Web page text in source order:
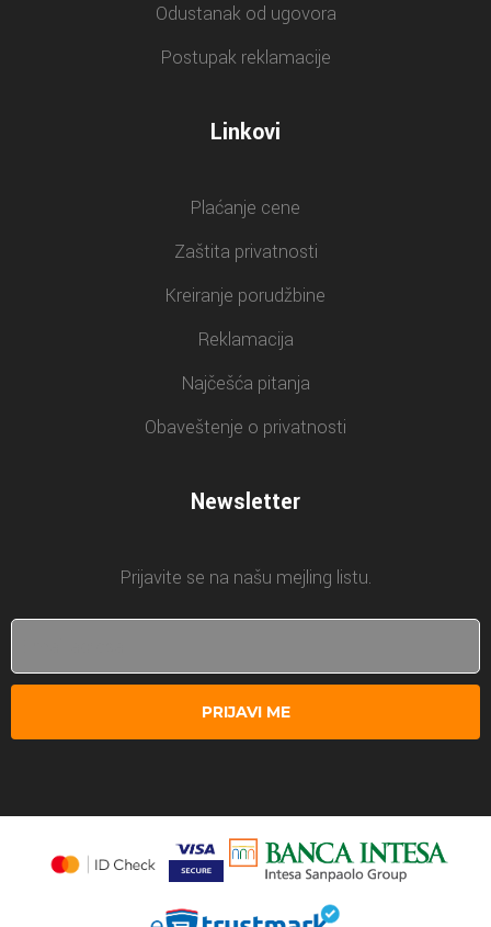
Odustanak od ugovora
Postupak reklamacije
Linkovi
Plaćanje cene
Zaštita privatnosti
Kreiranje porudžbine
Reklamacija
Najčešća pitanja
Obaveštenje o privatnosti
Newsletter
Prijavite se na našu mejling listu.
PRIJAVI ME